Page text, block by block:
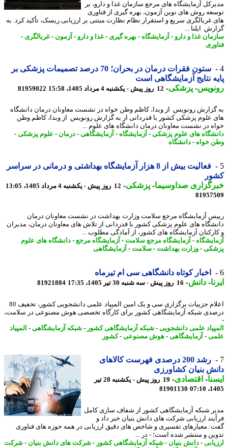
آزمایشگاه های مرجع سازمان غذا و دارو، بر
روش های نوین آزمون، بهره گیری از فناوری
غربالگری سریع و استقرار نظام نظارت مبتنی بر ارزیابی ریسک، تأکید کرد. به
ایلنا ...
غذا و دارو - آزمایشگاه-بهره گیری- غذا و دارو - آزمون -غربالگری-
ستون فقرات درمان در بحران؛ 70 درصد تصمیمات پزشکی بر
نتایج آزمایشگاهی است
-پزشکی-12 روز پیش - یکشنبه 4 مرداد 1405، 15:58 81959022
رونویس از وبدا، کاظم وطن خواه در نشست معاونان درمان دانشگاه
علوم پزشکی کشور با قدردانی از به گزارش رونویس از وبدا، کاظم وطن
در نشست معاونان درمان دانشگاه های علوم ...
های علوم پزشکی-آزمایشگاه-آزمایشگاهی-درمان -علوم پزشکی-
خواه-دانشگاه
فعالیت بیش از 8 هزار آزمایشگاه بهداشتی و درمانی در سراسر
صداوسیما-پزشکی-12 روز پیش - یکشنبه 4 مرداد 1405، 13:05
آزمایشگاه مرجع سلامت وزارت بهداشت در نشست معاونان درمان
های علوم پزشکی کشور با قدردانی از تلاش های معاونان درمان، مدیران
آزمایشگاه های کشور، از آمادگی مطلوب ...
-آزمایشگاه مرجع سلامت-آزمایشگاه مرجع-دانشگاه های علوم
-وزارت بهداشت -سلامت-آزمایشگاهی
اخبار کوتاه دانشگاهی سی ام تیرماه
-دانش -16 روز پیش - سه شنبه 30 تیر 1405، 17:35 81921884
اعلام جزییات برگزاری سی و یک امین المپیاد علمی دانشجویی کشور، تخفیف 80
شبکه آزمایشگاهی کشور برای کارگاه تخصصی هوش مصنوعی در سلامت،
علمی دانشجویی-شبکه آزمایشگاهی کشور-شبکه آزمایشگاهی-المپیاد
-آزمایشگاهی-هوش مصنوعی-کشور
رشد 200 درصدی فهرست کالاهای
بنیان کشاورزی
-اقتصادی-
19 روز پیش - یکشنبه 28 تیر
81901130
شبکه آزمایشگاهی کشور از شفاف سازی کامل
ارزیابی شرکت های دانش بنیان خبر داد و
معیارهای تفسیری و شاخص های دقیق ارزیابی در همه حوزه های فناوری
و منتشر شده است؛ - در ...
-دانش بنیان-شبکه آزمایشگاهی کشور-شرکت های دانش بنیان-شرکت